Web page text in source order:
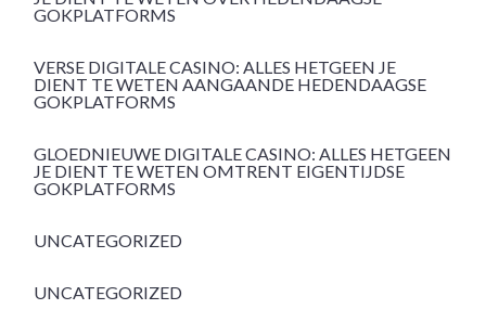
GOKPLATFORMS
VERSE DIGITALE CASINO: ALLES HETGEEN JE
DIENT TE WETEN AANGAANDE HEDENDAAGSE
GOKPLATFORMS
GLOEDNIEUWE DIGITALE CASINO: ALLES HETGEEN
JE DIENT TE WETEN OMTRENT EIGENTIJDSE
GOKPLATFORMS
UNCATEGORIZED
UNCATEGORIZED